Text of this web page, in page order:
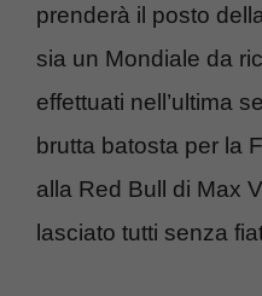
prenderà il posto
sia un Mondiale da
effettuati nell’ultima
brutta batosta per la
alla Red Bull di Max
lasciato tutti senza